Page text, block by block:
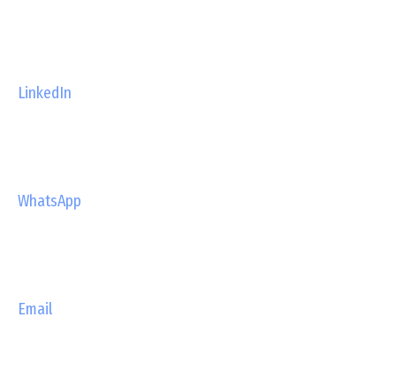
LinkedIn
WhatsApp
Email